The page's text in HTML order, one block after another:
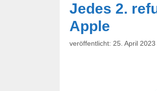
Jedes 2.
Apple
25. April 2023